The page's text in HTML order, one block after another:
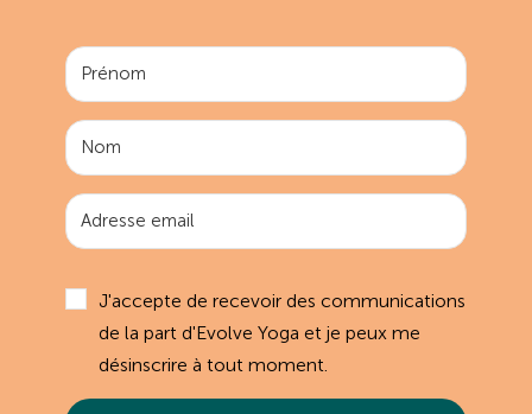
J'accepte de recevoir des communications
de la part d'Evolve Yoga et je peux me
désinscrire à tout moment.